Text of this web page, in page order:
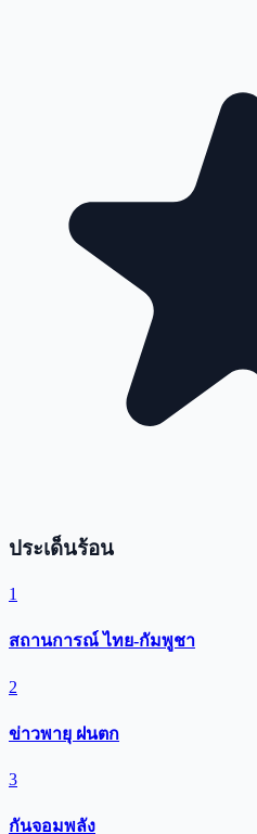
ประเด็นร้อน
1
สถานการณ์ ไทย-กัมพูชา
2
ข่าวพายุ ฝนตก
3
กันจอมพลัง